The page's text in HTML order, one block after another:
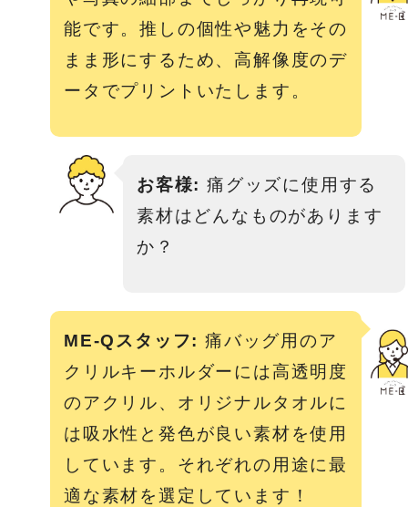
能です。推しの個性や魅力をその
まま形にするため、高解像度のデ
ータでプリントいたします。
お客様: 痛グッズに使用する
素材はどんなものがあります
か？
ME-Qスタッフ: 痛バッグ用のア
クリルキーホルダーには高透明度
のアクリル、オリジナルタオルに
は吸水性と発色が良い素材を使用
しています。それぞれの用途に最
適な素材を選定しています！